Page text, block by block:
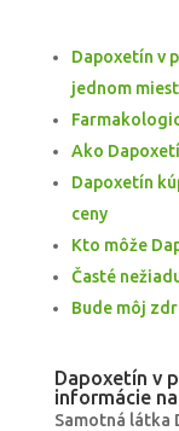
Dapoxetín v
jednom
Ako
Dapoxetín
ceny
Kto môže
Časté
Bude môj
Dapoxetín v
informácie
Samotná látka